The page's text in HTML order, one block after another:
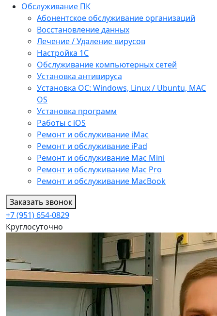
Обслуживание ПК
Абонентское обслуживание организаций
Восстановление данных
Лечение / Удаление вирусов
Настройка 1С
Обслуживание компьютерных сетей
Установка антивируса
Установка ОС: Windows, Linux / Ubuntu, МАС
OS
Установка программ
Работы с iOS
Ремонт и обслуживание iMac
Ремонт и обслуживание iPad
Ремонт и обслуживание Mac Mini
Ремонт и обслуживание Mac Pro
Ремонт и обслуживание MacBook
Заказать звонок
+7 (951) 654-0829
Круглосуточно